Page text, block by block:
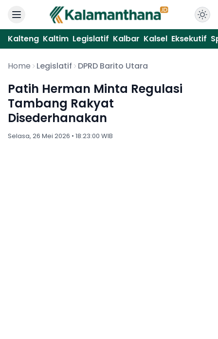
Kalteng Kaltim Legislatif Kalbar Kalsel Eksekutif
Home Legislatif DPRD Barito Utara
Patih Herman Minta Regulasi
Tambang Rakyat
Disederhanakan
Selasa, 26 Mei 2026 • 18:23:00 WIB